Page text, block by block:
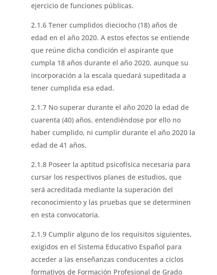
ejercicio de funciones públicas.
2.1.6 Tener cumplidos dieciocho (18) años de
edad en el año 2020. A estos efectos se entiende
que reúne dicha condición el aspirante que
cumpla 18 años durante el año 2020, aunque su
incorporación a la escala quedará supeditada a
tener cumplida esa edad.
2.1.7 No superar durante el año 2020 la edad de
cuarenta (40) años, entendiéndose por ello no
haber cumplido, ni cumplir durante el año 2020 la
edad de 41 años.
2.1.8 Poseer la aptitud psicofísica necesaria para
cursar los respectivos planes de estudios, que
será acreditada mediante la superación del
reconocimiento y las pruebas que se determinen
en esta convocatoria.
2.1.9 Cumplir alguno de los requisitos siguientes,
exigidos en el Sistema Educativo Español para
acceder a las enseñanzas conducentes a ciclos
formativos de Formación Profesional de Grado